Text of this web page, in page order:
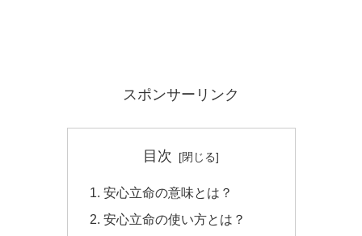
スポンサーリンク
目次
安心立命の意味とは？
安心立命の使い方とは？